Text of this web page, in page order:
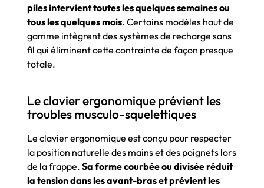
piles intervient toutes les quelques semaines ou
tous les quelques mois. Certains modèles haut de
gamme intègrent des systèmes de recharge sans
fil qui éliminent cette contrainte de façon presque
totale.
Le clavier ergonomique prévient les
troubles musculo-squelettiques
Le clavier ergonomique est conçu pour respecter
la position naturelle des mains et des poignets lors
de la frappe. Sa forme courbée ou divisée réduit
la tension dans les avant-bras et prévient les